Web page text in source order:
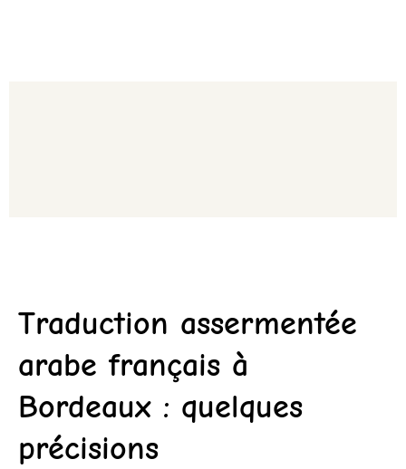
Traduction assermentée
arabe français à
Bordeaux : quelques
précisions